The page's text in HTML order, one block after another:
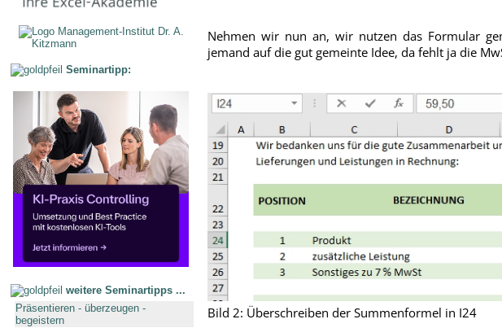
Seminartipp:
weitere Seminartipps ...
Präsentieren - überzeugen -
begeistern
Nehmen wir nun an, wir nutzen das Formular
jemand auf die gut gemeinte Idee, da fehlt ja die
Bild 2: Überschreiben der Summenformel in I24